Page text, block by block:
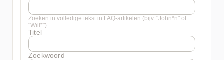
Zoeken in volledige tekst in FAQ-artikelen (bijv. "John*n" of
"Will*")
Titel
Zoekwoord